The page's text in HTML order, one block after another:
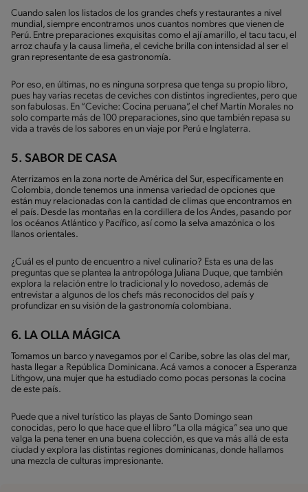
Cuando salen los listados de los grandes chefs y restaurantes a nivel
mundial, siempre encontramos unos cuantos nombres que vienen de
Perú. Entre preparaciones exquisitas como el ají amarillo, el tacu tacu, el
arroz chaufa y la causa limeña, el ceviche brilla con intensidad al ser el
gran representante de esa gastronomía.
Por eso, en últimas, no es ninguna sorpresa que tenga su propio libro,
pues hay varias recetas de ceviches con distintos ingredientes, pero que
son fabulosas. En “Ceviche: Cocina peruana”, el chef Martín Morales no
solo comparte más de 100 preparaciones, sino que también repasa su
vida a través de los sabores en un viaje por Perú e Inglaterra.
5. SABOR DE CASA
Aterrizamos en la zona norte de América del Sur, específicamente en
Colombia, donde tenemos una inmensa variedad de opciones que
están muy relacionadas con la cantidad de climas que encontramos en
el país. Desde las montañas en la cordillera de los Andes, pasando por
los océanos Atlántico y Pacífico, así como la selva amazónica o los
llanos orientales.
¿Cuál es el punto de encuentro a nivel culinario? Esta es una de las
preguntas que se plantea la antropóloga Juliana Duque, que también
explora la relación entre lo tradicional y lo novedoso, además de
entrevistar a algunos de los chefs más reconocidos del país y
profundizar en su visión de la gastronomía colombiana.
6. LA OLLA MÁGICA
Tomamos un barco y navegamos por el Caribe, sobre las olas del mar,
hasta llegar a República Dominicana. Acá vamos a conocer a Esperanza
Lithgow, una mujer que ha estudiado como pocas personas la cocina
de este país.
Puede que a nivel turístico las playas de Santo Domingo sean
conocidas, pero lo que hace que el libro “La olla mágica” sea uno que
valga la pena tener en una buena colección, es que va más allá de esta
ciudad y explora las distintas regiones dominicanas, donde hallamos
una mezcla de culturas impresionante.